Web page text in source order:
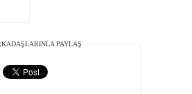
PAYLAŞ